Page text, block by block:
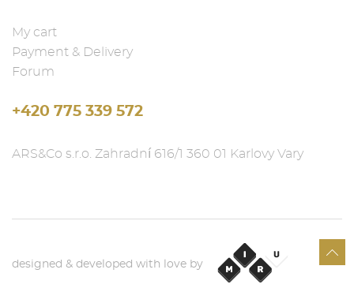
My cart
Payment & Delivery
Forum
+420 775 339 572
ARS&Co s.r.o. Zahradní 616/1 360 01 Karlovy Vary
designed & developed with love by